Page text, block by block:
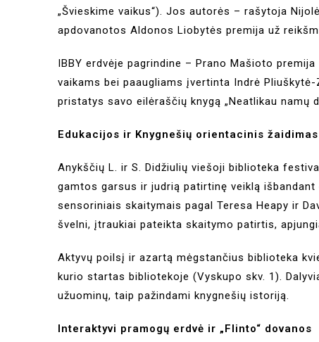
„Švieskime vaikus“). Jos autorės – rašytoja
apdovanotos Aldonos Liobytės premija už
IBBY erdvėje pagrindine – Prano Mašioto
vaikams bei paaugliams įvertinta Indrė
pristatys savo eilėraščių knygą „Neatlikau namų
Edukacijos ir Knygnešių orientacinis žaidimas
Anykščių L. ir S. Didžiulių viešoji biblioteka
gamtos garsus ir judrią patirtinę veiklą išbandant
sensoriniais skaitymais pagal Teresa Heapy ir
švelni, įtraukiai pateikta skaitymo patirtis,
Aktyvų poilsį ir azartą mėgstančius biblioteka
kurio startas bibliotekoje (Vyskupo skv. 1).
užuominų, taip pažindami knygnešių istoriją.
Interaktyvi pramogų erdvė ir „Flinto“ dovanos